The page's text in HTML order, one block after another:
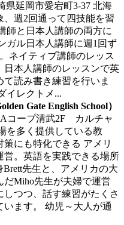
県延岡市愛宕町3-37 北海
週2回通って四技能を習
師と日本人講師の両方に
ガル日本人講師に週1回ず
ネイティブ講師のレッス
日本人講師のレッスンで英
読み書き練習を行いま
イレクトメ...
Gate English School）
コープ清武2F カルチャ
を多く提供している教
策にも特化できる アメリ
営。英語を実践できる場所
先生と、アメリカの大
Miho先生が夫婦で運営
つつ、話す練習がたくさ
ます。 幼児～大人が通